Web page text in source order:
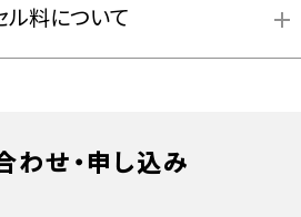
法詳細はこちら
ル料について
わせ・申し込み